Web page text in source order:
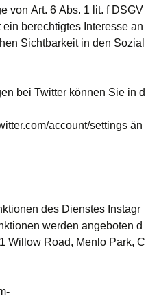
von Art. 6 Abs. 1 lit. f DSGV
berechtigtes Interesse an
Sichtbarkeit in den Sozial
bei Twitter können Sie in d
account/settings än
des Dienstes Instagr
werden angeboten d
Willow Road, Menlo Park, C